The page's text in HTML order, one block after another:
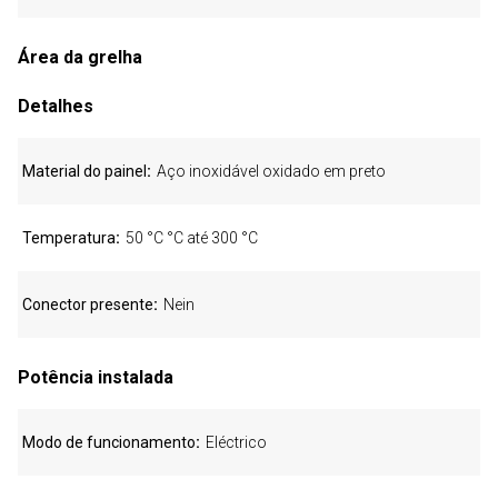
Área da grelha
Detalhes
Material do painel Aço inoxidável oxidado em preto
Temperatura 50 °C °C até 300 °C
Conector presente Nein
Potência instalada
Modo de funcionamento Eléctrico